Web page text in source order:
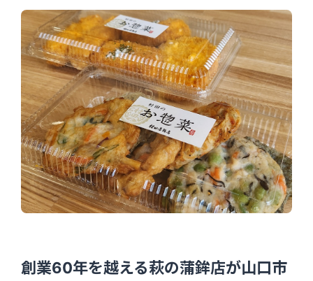
創業60年を越える萩の蒲鉾店が山口市